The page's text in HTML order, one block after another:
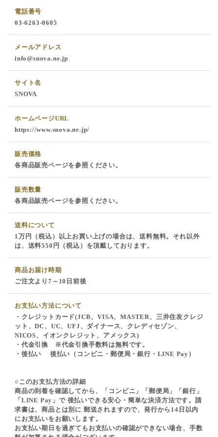
電話番号
03-6263-0605
メールアドレス
info@snova.ne.jp
サイト名
SNOVA
ホームページURL
https://www.snova.ne.jp/
販売価格
各商品販売ページを参照ください。
販売数量
各商品販売ページを参照ください。
送料について
1万円（税込）以上お買い上げの場合は、送料無料。それ以外
は、送料550円（税込）を頂戴しております。
商品お届け時期
ご注文より7～10日前後
お支払い方法について
・クレジットカード(JCB、VISA、MASTER、三井住友クレジ
ット、DC、UC、UFJ、ダイナース、クレディセゾン、
NICOS、イオンクレジット、アメックス)
・代金引換 ※代金引換手数料は無料です。
・後払い 後払い（コンビニ・郵便局・銀行・LINE Pay）
○このお支払方法の詳細
商品の到着を確認してから、「コンビニ」「郵便局」「銀行」
「LINE Pay」で 後払いできる安心・簡単な決済方法です。請
求書は、商品とは別に 郵送されますので、発行から14日以内
にお支払いをお願いします。
お支払い期日を過ぎてもお支払いの確認ができない場合、手数